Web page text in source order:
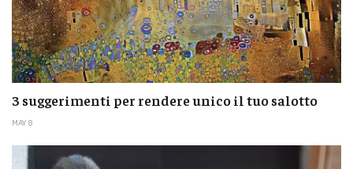
3 suggerimenti per rendere unico il tuo salotto
MAY 8